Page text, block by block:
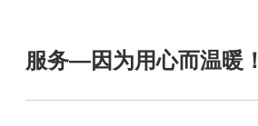
服务—因为用心而温暖！